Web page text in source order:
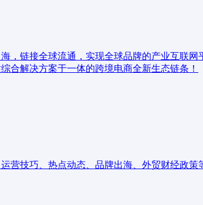
，链接全球流通，实现全球品牌的产业互联
合解决方案于一体的跨境电商全新生态链条！
营技巧、热点动态、品牌出海、外贸财经政